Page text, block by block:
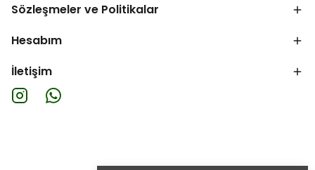
Sözleşmeler ve Politikalar
Hesabım
İletişim